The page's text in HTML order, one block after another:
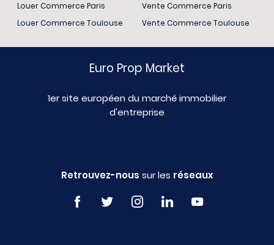
Louer Commerce Paris
Louer Commerce Toulouse
Vente Commerce Paris
Vente Commerce Toulouse
Euro Prop Market
1er site européen du marché immobilier
d'entreprise
Retrouvez-nous sur les réseaux